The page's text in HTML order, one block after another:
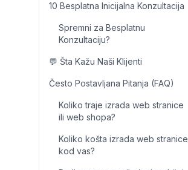
10 Besplatna Inicijalna Konzultacija
Spremni za Besplatnu
Konzultaciju?
💬 Šta Kažu Naši Klijenti
Često Postavljana Pitanja (FAQ)
Koliko traje izrada web stranice
ili web shopa?
Koliko košta izrada web stranice
kod vas?